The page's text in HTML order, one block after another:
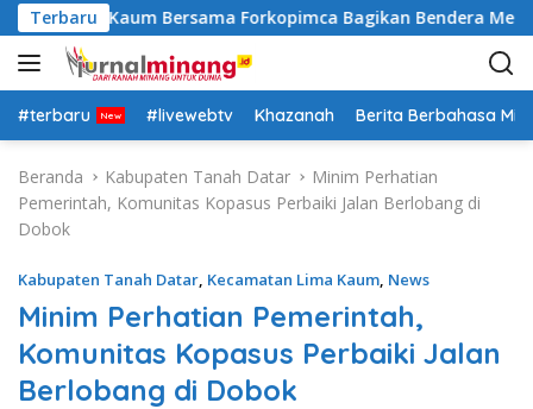
a
g
u
Terbaru
Lima Kaum Bersama Forkopimca Bagikan Bendera Merah
#terbaru #livewebtv Khazanah Berita Berbahasa
Beranda Kabupaten Tanah Datar
Minim Perhatian
Pemerintah, Komunitas Kopasus Perbaiki Jalan Berlobang di
Dobok
Kabupaten Tanah Datar, Kecamatan Lima Kaum, News
Minim Perhatian Pemerintah,
Komunitas Kopasus Perbaiki Jalan
Berlobang di Dobok